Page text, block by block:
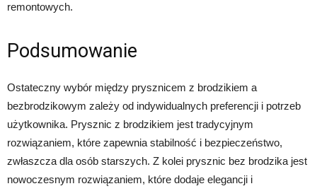
remontowych.
Podsumowanie
Ostateczny wybór między prysznicem z brodzikiem a
bezbrodzikowym zależy od indywidualnych preferencji i potrzeb
użytkownika. Prysznic z brodzikiem jest tradycyjnym
rozwiązaniem, które zapewnia stabilność i bezpieczeństwo,
zwłaszcza dla osób starszych. Z kolei prysznic bez brodzika jest
nowoczesnym rozwiązaniem, które dodaje elegancji i